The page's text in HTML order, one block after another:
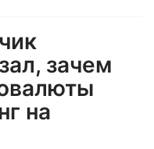
зачем
на